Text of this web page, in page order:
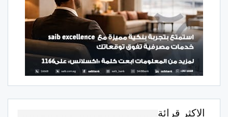
الاكثر قرائة